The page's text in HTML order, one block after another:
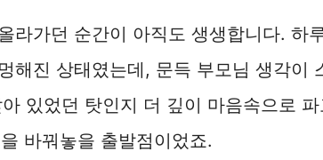
라가던 순간이 아직도 생생합니다. 하
해진 상태였는데, 문득 부모님 생각이
있었던 탓인지 더 깊이 마음속으로 파
바꿔놓을 출발점이었죠.